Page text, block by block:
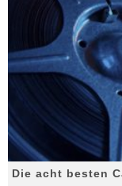
Die acht besten